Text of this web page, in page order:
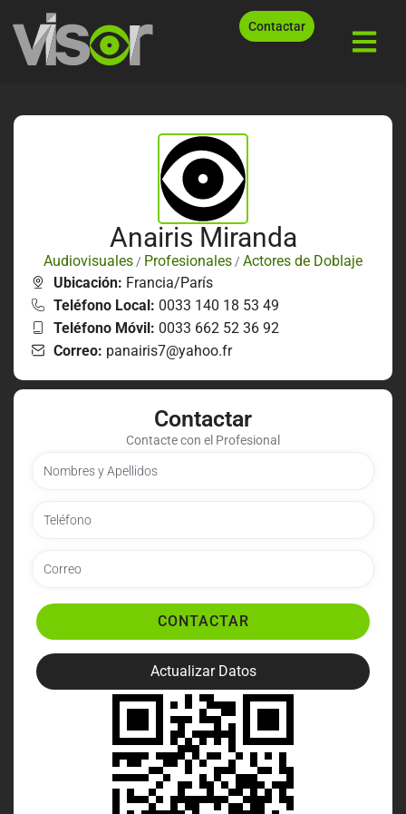
Contactar
Anairis Miranda
Audiovisuales / Profesionales / Actores de Doblaje
Ubicación: Francia/París
Teléfono Local: 0033 140 18 53 49
Teléfono Móvil: 0033 662 52 36 92
Correo: panairis7@yahoo.fr
Contactar
Contacte con el Profesional
CONTACTAR
Actualizar Datos